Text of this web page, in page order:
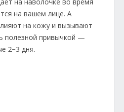
на вашем лице. А
на кожу и вызывают
полезной привычкой —
2−3 дня.